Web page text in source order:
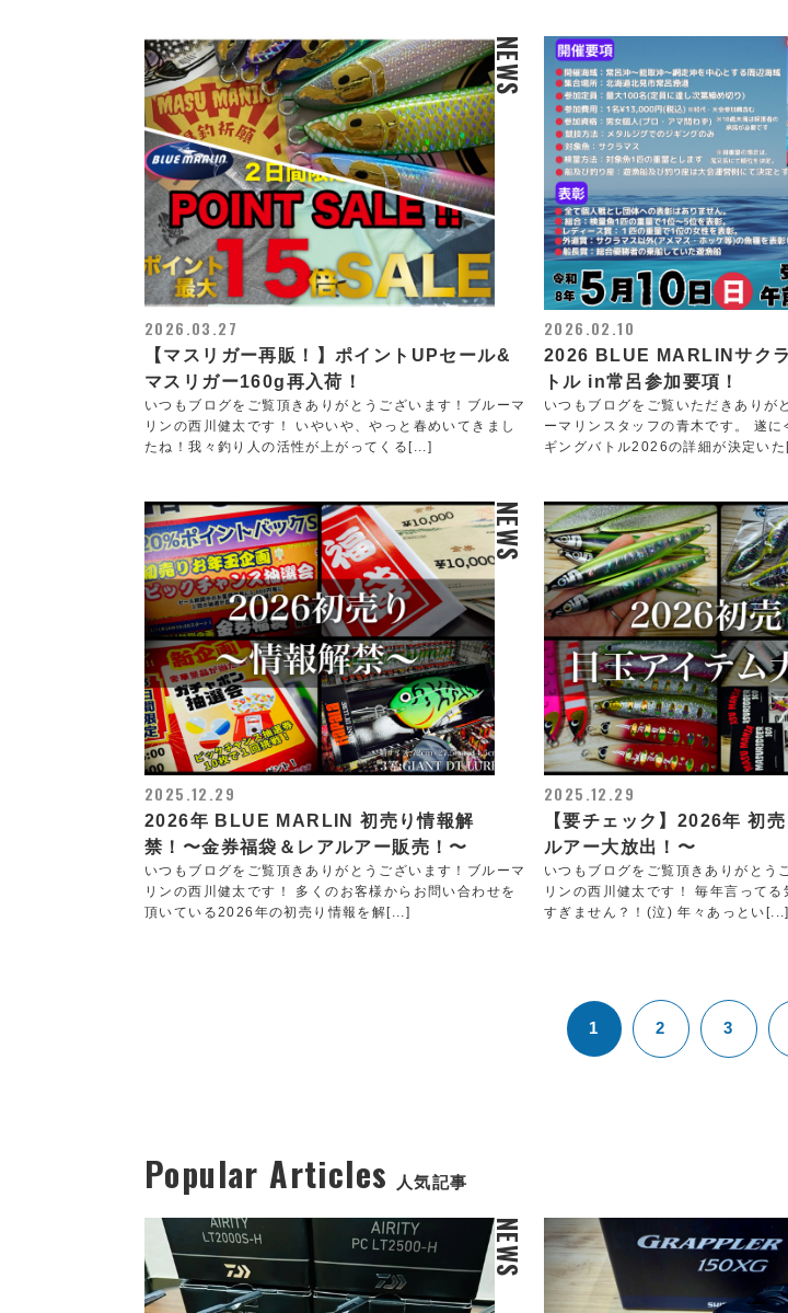
NEWS
2026.03.27
【マスリガー再販！】ポイントUPセール&
マスリガー160g再入荷！
いつもブログをご覧頂きありがとうございます！ブルーマ
リンの西川健太です！ いやいや、やっと春めいてきまし
たね！我々釣り人の活性が上がってくる[...]
2026.02.10
2026 BLUE MARLINサク
トル in常呂参加要項！
いつもブログをご覧いただきありが
ーマリンスタッフの青木です。 遂に
ギングバトル2026の詳細が決定い
NEWS
2025.12.29
2026年 BLUE MARLIN 初売り情報解
禁！〜金券福袋＆レアルアー販売！〜
いつもブログをご覧頂きありがとうございます！ブルーマ
リンの西川健太です！ 多くのお客様からお問い合わせを
頂いている2026年の初売り情報を解[...]
2025.12.29
【要チェック】2026年 初
ルアー大放出！〜
いつもブログをご覧頂きありがとう
リンの西川健太です！ 毎年言って
すぎません？！(泣) 年々あっとい[...]
1 2 3
Popular Articles 人気記事
NEWS